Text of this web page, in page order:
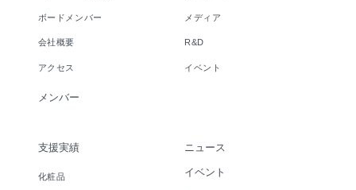
ボードメンバー
会社概要
アクセス
メンバー
メディア
R&D
イベント
支援実績
化粧品
ニュース
イベント